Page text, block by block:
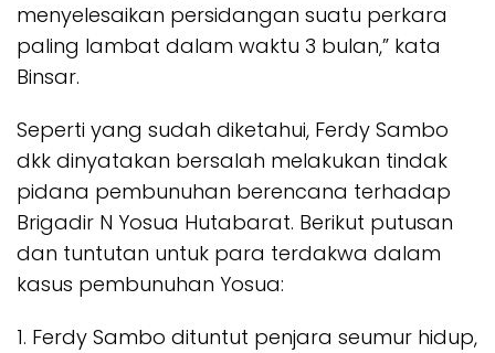
menyelesaikan persidangan suatu perkara
paling lambat dalam waktu 3 bulan,” kata
Binsar.
Seperti yang sudah diketahui, Ferdy Sambo
dkk dinyatakan bersalah melakukan tindak
pidana pembunuhan berencana terhadap
Brigadir N Yosua Hutabarat. Berikut putusan
dan tuntutan untuk para terdakwa dalam
kasus pembunuhan Yosua:
1. Ferdy Sambo dituntut penjara seumur hidup,